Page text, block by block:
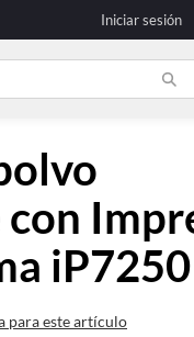
Iniciar sesión
iP7250
para este artículo